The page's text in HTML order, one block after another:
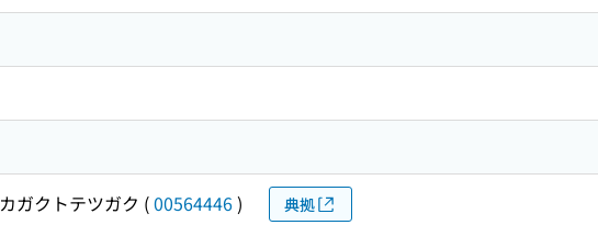
カガクトテツガク (00564446) 典拠